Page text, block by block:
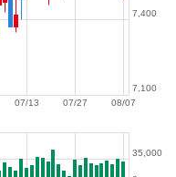
08/07
07/27
07/13
7,100
7,400
35,000